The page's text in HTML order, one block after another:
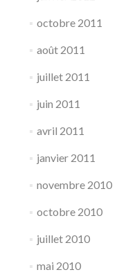
octobre 2011
août 2011
juillet 2011
juin 2011
avril 2011
janvier 2011
novembre 2010
octobre 2010
juillet 2010
mai 2010